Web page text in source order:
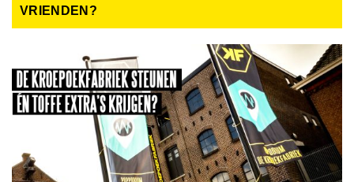
VRIENDEN?